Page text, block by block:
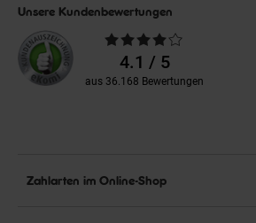
Unsere Kundenbewertungen
Durchschnittliche
Bewertungen4.1 / 5
aus 36.168 Bewertungen
Zahlarten im Online-Shop